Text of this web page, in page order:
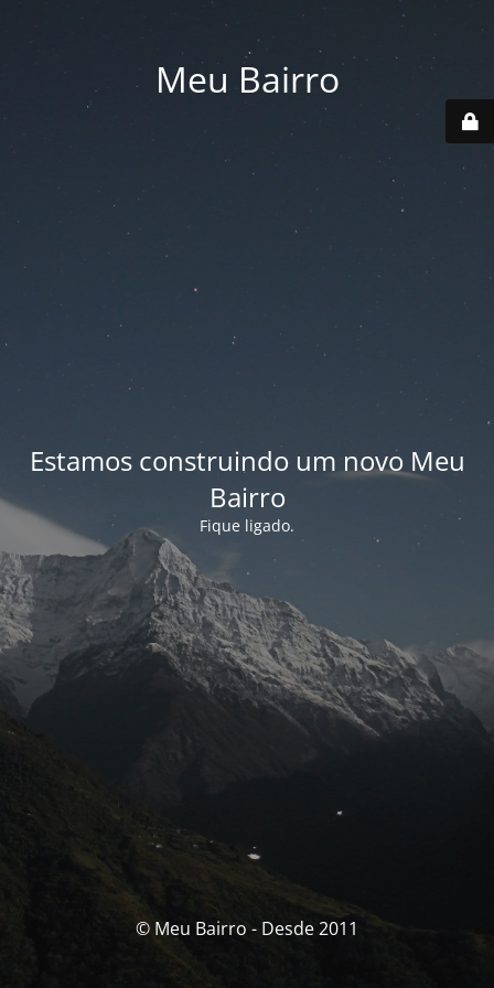
Meu Bairro
Estamos construindo um novo Meu
Bairro
Fique ligado.
© Meu Bairro - Desde 2011